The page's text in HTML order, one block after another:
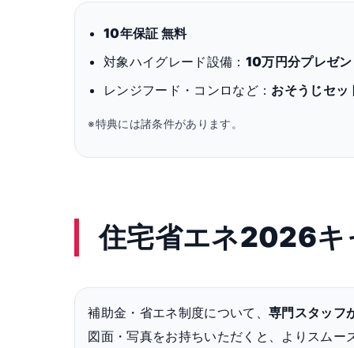
10年保証 無料
対象ハイグレード設備： 10万円分プレゼ
レンジフード・コンロなど： おそうじセッ
※特典には諸条件があります。
住宅省エネ2026キ
補助金・省エネ制度について、専門スタッフ
図面・写真をお持ちいただくと、よりスムー